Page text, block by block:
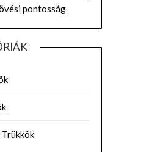
pontosság